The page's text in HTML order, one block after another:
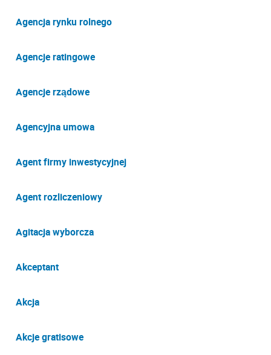
Agencja rynku rolnego
Agencje ratingowe
Agencje rządowe
Agencyjna umowa
Agent firmy inwestycyjnej
Agent rozliczeniowy
Agitacja wyborcza
Akceptant
Akcja
Akcje gratisowe